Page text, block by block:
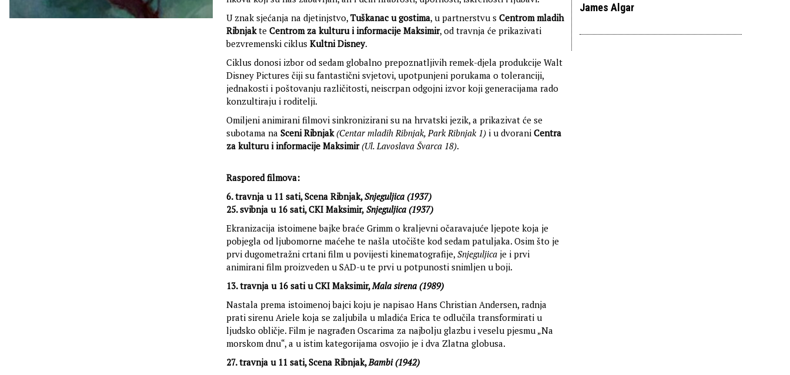
U znak sjećanja na djetinjstvo, Tuškanac u gostima, u partnerstvu s Centrom mladih
Ribnjakte Centrom za kulturu i informacije Maksimir, od travnja će prikazivati
bezvremenski ciklus Kultni Disney.
Ciklus donosi izbor od sedam globalno prepoznatljivih remek-djela produkcije Walt
Disney Pictures čiji su fantastični svjetovi, upotpunjeni porukama o toleranciji,
jednakosti i poštovanju različitosti, neiscrpan odgojni izvor koji generacijama rado
konzultiraju i roditelji.
Omiljeni animirani filmovi sinkronizirani su na hrvatski jezik, a prikazivat će se
subotama na Sceni Ribnjak (Centar mladih Ribnjak, Park Ribnjak 1) i u dvorani Centra
za kulturu i informacije Maksimir (Ul. Lavoslava Švarca 18).
Raspored filmova:
6. travnja u 11 sati, Scena Ribnjak,Snjeguljica (1937)
25. svibnja u 16 sati, CKI Maksimir, Snjeguljica (1937)
Ekranizacija istoimene bajke braće Grimm o kraljevni očaravajuće ljepote koja je
pobjegla od ljubomorne maćehe te našla utočište kod sedam patuljaka. Osim što je
prvi dugometražni crtani film u povijesti kinematografije, Snjeguljica je i prvi
animirani film proizveden u SAD-u te prvi u potpunosti snimljen u boji.
13. travnja u 16 sati u CKI Maksimir,Mala sirena (1989)
Nastala prema istoimenoj bajci koju je napisao Hans Christian Andersen, radnja
prati sirenu Ariele koja se zaljubila u mladića Erica te odlučila transformirati u
ljudsko obličje. Film je nagrađen Oscarima za najbolju glazbu i veselu pjesmu „Na
morskom dnu“, a u istim kategorijama osvojio je i dva Zlatna globusa.
27. travnja u 11 sati, Scena Ribnjak,Bambi (1942)
James Algar